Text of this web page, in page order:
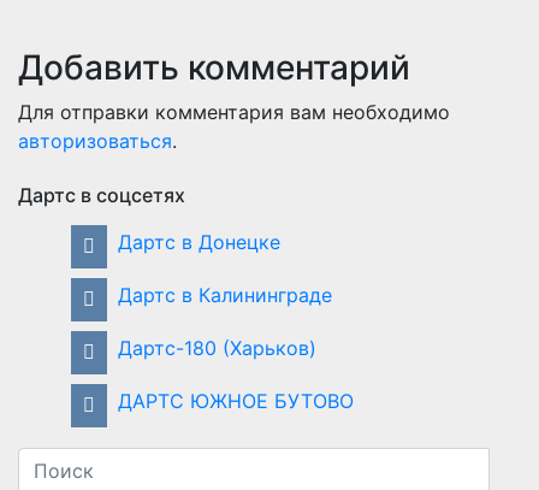
Добавить комментарий
Для отправки комментария вам необходимо
авторизоваться.
Дартс в соцсетях
Дартс в Донецке
Дартс в Калининграде
Дартс-180 (Харьков)
ДАРТС ЮЖНОЕ БУТОВО